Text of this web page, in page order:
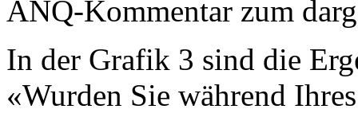
ANQ-Kommentar zum
In der Grafik 3 sind die
«Wurden Sie während